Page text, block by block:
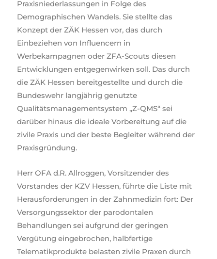
Praxisniederlassungen in Folge des
Demographischen Wandels. Sie stellte das
Konzept der ZÄK Hessen vor, das durch
Einbeziehen von Influencern in
Werbekampagnen oder ZFA-Scouts diesen
Entwicklungen entgegenwirken soll. Das durch
die ZÄK Hessen bereitgestellte und durch die
Bundeswehr langjährig genutzte
Qualitätsmanagementsystem „Z-QMS“ sei
darüber hinaus die ideale Vorbereitung auf die
zivile Praxis und der beste Begleiter während der
Praxisgründung.
Herr OFA d.R. Allroggen, Vorsitzender des
Vorstandes der KZV Hessen, führte die Liste mit
Herausforderungen in der Zahnmedizin fort: Der
Versorgungssektor der parodontalen
Behandlungen sei aufgrund der geringen
Vergütung eingebrochen, halbfertige
Telematikprodukte belasten zivile Praxen durch